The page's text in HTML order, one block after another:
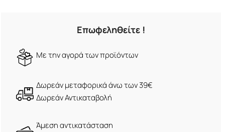
Επωφεληθείτε !
Mε την αγορά των προϊόντων
Δωρεάν μεταφορικά άνω των 39€
Δωρεάν Αντικαταβολή
Άμεση αντικατάσταση